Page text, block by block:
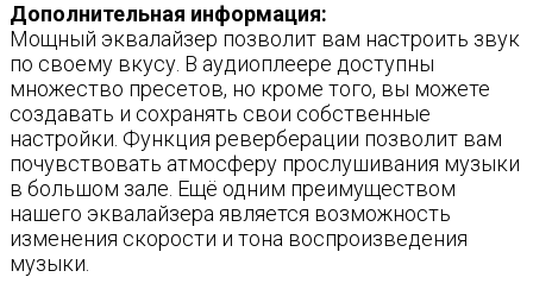
Дополнительная информация:
Мощный эквалайзер позволит вам настроить звук
по своему вкусу. В аудиоплеере доступны
множество пресетов, но кроме того, вы можете
создавать и сохранять свои собственные
настройки. Функция реверберации позволит вам
почувствовать атмосферу прослушивания музыки
в большом зале. Ещё одним преимуществом
нашего эквалайзера является возможность
изменения скорости и тона воспроизведения
музыки.